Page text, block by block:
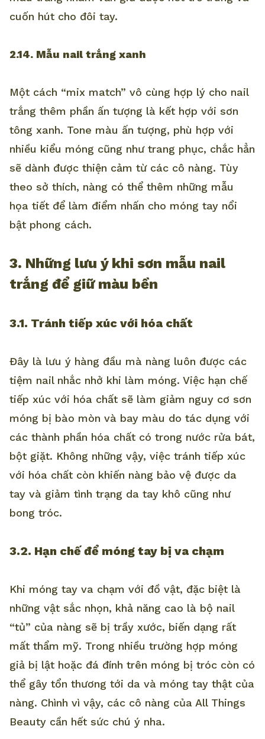
cuốn hút cho đôi tay.
2.14. Mẫu nail trắng xanh
Một cách “mix match” vô cùng hợp lý cho nail
trắng thêm phần ấn tượng là kết hợp với sơn
tông xanh. Tone màu ấn tượng, phù hợp với
nhiều kiểu móng cũng như trang phục, chắc hẳn
sẽ dành được thiện cảm từ các cô nàng. Tùy
theo sở thích, nàng có thể thêm những mẫu
họa tiết để làm điểm nhấn cho móng tay nổi
bật phong cách.
3. Những lưu ý khi sơn mẫu nail
trắng để giữ màu bền
3.1. Tránh tiếp xúc với hóa chất
Đây là lưu ý hàng đầu mà nàng luôn được các
tiệm nail nhắc nhở khi làm móng. Việc hạn chế
tiếp xúc với hóa chất sẽ làm giảm nguy cơ sơn
móng bị bào mòn và bay màu do tác dụng với
các thành phần hóa chất có trong nước rửa bát,
bột giặt. Không những vậy, việc tránh tiếp xúc
với hóa chất còn khiến nàng bảo vệ được da
tay và giảm tình trạng da tay khô cũng như
bong tróc.
3.2. Hạn chế để móng tay bị va chạm
Khi móng tay va chạm với đồ vật, đặc biệt là
những vật sắc nhọn, khả năng cao là bộ nail
“tủ” của nàng sẽ bị trầy xước, biến dạng rất
mất thẩm mỹ. Trong nhiều trường hợp móng
giả bị lật hoặc đá đính trên móng bị tróc còn có
thể gây tổn thương tới da và móng tay thật của
nàng. Chình vì vậy, các cô nàng của All Things
Beauty cần hết sức chú ý nha.